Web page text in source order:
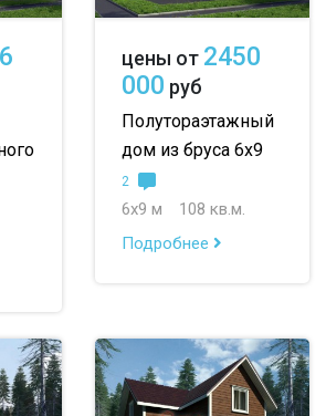
цены от 2450
000 руб
Полутораэтажный
дом из бруса 6х9
2
6х9 м
108 кв.м.
Подробнее